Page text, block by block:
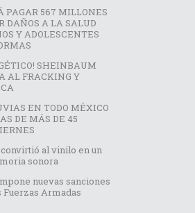
PAGAR 567 MILLONES
DAÑOS A LA SALUD
Y ADOLESCENTES
SHEINBAUM
AL FRACKING Y
EN TODO MÉXICO
DE MÁS DE 45
al vinilo en un
sonora
nuevas sanciones
Armadas